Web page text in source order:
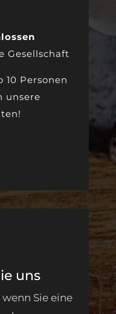
Gesellschaft
10 Personen
unsere
uns
wenn Sie eine